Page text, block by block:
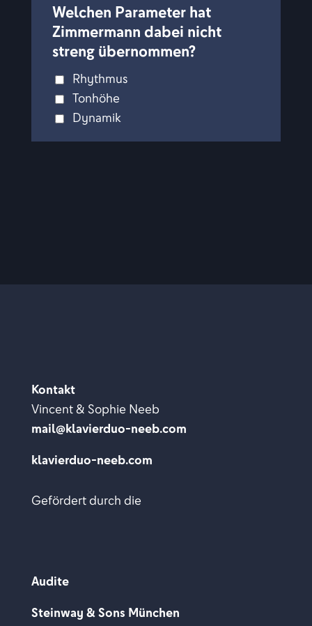
Welchen Parameter hat
Zimmermann dabei nicht
streng übernommen?
Rhythmus
Tonhöhe
Dynamik
Kontakt
Vincent & Sophie Neeb
mail@klavierduo-neeb.com
klavierduo-neeb.com
Gefördert durch die
Audite
Steinway & Sons München